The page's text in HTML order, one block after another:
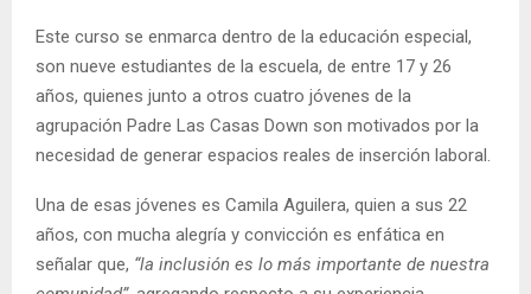
Este curso se enmarca dentro de la educación especial,
son nueve estudiantes de la escuela, de entre 17 y 26
años, quienes junto a otros cuatro jóvenes de la
agrupación Padre Las Casas Down son motivados por la
necesidad de generar espacios reales de inserción laboral.
Una de esas jóvenes es Camila Aguilera, quien a sus 22
años, con mucha alegría y convicción es enfática en
señalar que, “la inclusión es lo más importante de nuestra